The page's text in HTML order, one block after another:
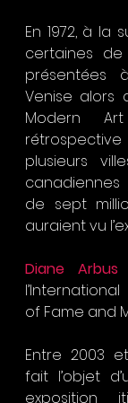
En 1972, à la
certaines
présentées
Venise alors
Modern
plusieurs
canadiennes
de sept
auraient vu
Diane Arbus
of Fame and
Entre 2003
fait l’objet